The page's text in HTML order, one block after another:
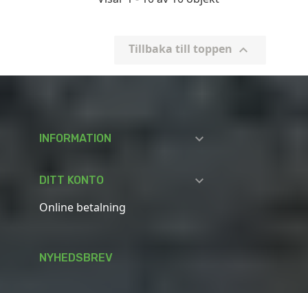
Tillbaka till toppen 
INFORMATION 
DITT KONTO 
Online betalning
NYHEDSBREV